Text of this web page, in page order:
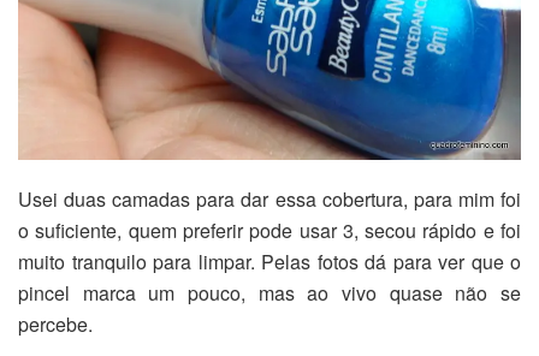
Usei duas camadas para dar essa cobertura, para mim foi
o suficiente, quem preferir pode usar 3, secou rápido e foi
muito tranquilo para limpar. Pelas fotos dá para ver que o
pincel marca um pouco, mas ao vivo quase não se
percebe.